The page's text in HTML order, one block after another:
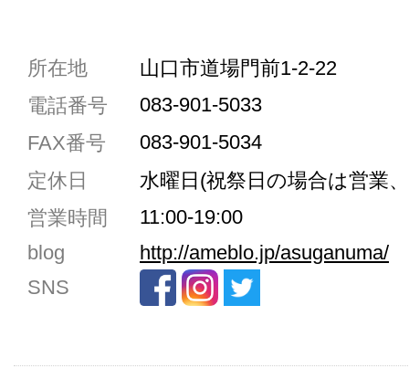
共通駐車券加盟店
共用トイレ
女性用トイレ
ベビールーム
禁煙
予約可
所在地
山口市道場門前1-2-22
電話番号
083-901-5033
FAX番号
083-901-5034
定休日
水曜日(祝祭日の場合は営業
営業時間
11:00-19:00
blog
http://ameblo.jp/asuganuma/
SNS